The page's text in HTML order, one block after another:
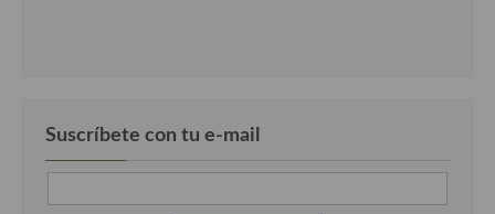
Suscríbete con tu e-mail